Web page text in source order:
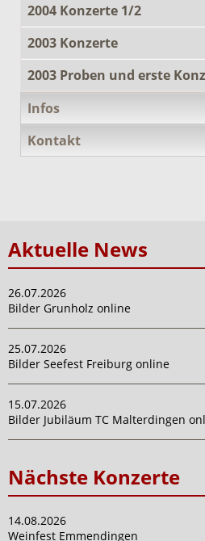
2004 Konzerte 1/2
2003 Konzerte
2003 Proben und erste
Infos
Kontakt
Aktuelle News
26.07.2026
Bilder Grunholz online
25.07.2026
Bilder Seefest Freiburg online
15.07.2026
Bilder Jubiläum TC Malterdingen
Nächste Konzerte
14.08.2026
Weinfest Emmendingen